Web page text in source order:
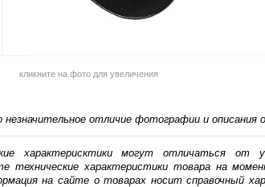
кликните на фото для увеличения
незначительное отличие фотографии и описания
характерисктики могут отличаться от
технические характеристики товара на
на сайте о товарах носит справочный